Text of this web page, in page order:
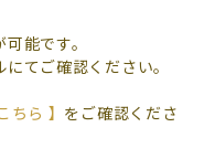
専用）
能です。
てご確認ください。
ちら 】 をご確認くださ